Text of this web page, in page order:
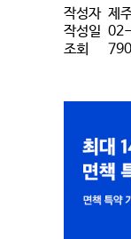
작성자 제
작성일
조회